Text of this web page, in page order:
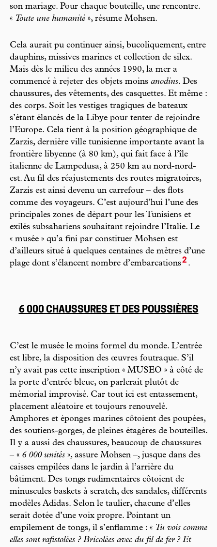
son mariage. Pour chaque bouteille, une rencontre.
« Toute une humanité », résume Mohsen.
Cela aurait pu continuer ainsi, bucoliquement, entre
dauphins, missives marines et collection de silex.
Mais dès le milieu des années 1990, la mer a
commencé à rejeter des objets moins anodins. Des
chaussures, des vêtements, des casquettes. Et même :
des corps. Soit les vestiges tragiques de bateaux
s’étant élancés de la Libye pour tenter de rejoindre
l’Europe. Cela tient à la position géographique de
Zarzis, dernière ville tunisienne importante avant la
frontière libyenne (à 80 km), qui fait face à l’île
italienne de Lampedusa, à 250 km au nord-nord-
est. Au fil des réajustements des routes migratoires,
Zarzis est ainsi devenu un carrefour – des flots
comme des voyageurs. C’est aujourd’hui l’une des
principales zones de départ pour les Tunisiens et
exilés subsahariens souhaitant rejoindre l’Italie. Le
« musée » qu’a fini par constituer Mohsen est
d’ailleurs situé à quelques centaines de mètres d’une
plage dont s’élancent nombre d’embarcations2 .
6 000 CHAUSSURES ET DES POUSSIÈRES
C’est le musée le moins formel du monde. L’entrée
est libre, la disposition des œuvres foutraque. S’il
n’y avait pas cette inscription « MUSEO » à côté de
la porte d’entrée bleue, on parlerait plutôt de
mémorial improvisé. Car tout ici est entassement,
placement aléatoire et toujours renouvelé.
Amphores et éponges marines côtoient des poupées,
des soutiens-gorges, de pleines étagères de bouteilles.
Il y a aussi des chaussures, beaucoup de chaussures
– « 6 000 unités », assure Mohsen –, jusque dans des
caisses empilées dans le jardin à l’arrière du
bâtiment. Des tongs rudimentaires côtoient de
minuscules baskets à scratch, des sandales, différents
modèles Adidas. Selon le taulier, chacune d’elles
serait dotée d’une voix propre. Pointant un
empilement de tongs, il s’enflamme : « Tu vois comme
elles sont rafistolées ? Bricolées avec du fil de fer ? Et